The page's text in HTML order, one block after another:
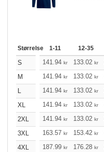
Størrelse 1-11 12-35
S 141.94 kr 133.02 kr
M
141.94 kr 133.02 kr
L
141.94 kr 133.02 kr
XL
141.94 kr 133.02 kr
2XL
141.94 kr 133.02 kr
3XL
163.57 kr 153.42 kr
4XL
187.99 kr 176.28 kr